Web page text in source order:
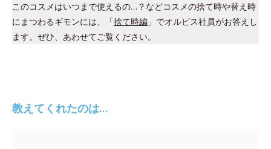
このコスメはいつまで使えるの…？などコスメの捨て時や替え時
にまつわるギモンには、「捨て時編 」でオルビス社員がお答えし
ます。ぜひ、あわせてご覧ください。
教えてくれたのは…